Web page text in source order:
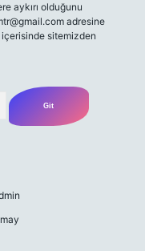
aykırı olduğunu
adresine
sitemizden